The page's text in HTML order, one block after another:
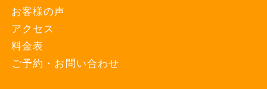
お客様の声
アクセス
料金表
ご予約・お問い合わせ